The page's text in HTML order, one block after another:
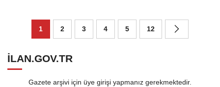
1 2 3 4 5 12
ILAN.GOV.TR
Gazete arşivi için üye girişi yapmanız gerekmektedir.